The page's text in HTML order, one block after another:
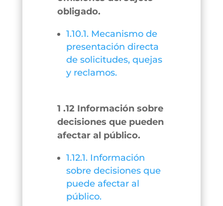
obligado.
1.10.1. Mecanismo de
presentación directa
de solicitudes, quejas
y reclamos.
1 .12 Información sobre
decisiones que pueden
afectar al público.
1.12.1. Información
sobre decisiones que
puede afectar al
público.